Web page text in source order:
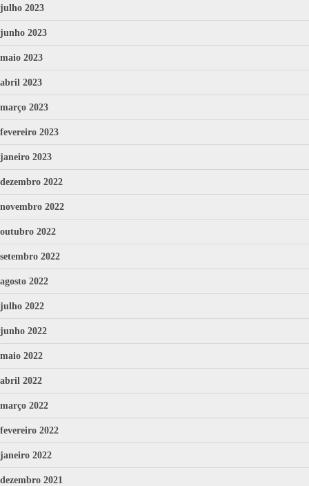
julho 2023
junho 2023
maio 2023
abril 2023
março 2023
fevereiro 2023
janeiro 2023
dezembro 2022
novembro 2022
outubro 2022
setembro 2022
agosto 2022
julho 2022
junho 2022
maio 2022
abril 2022
março 2022
fevereiro 2022
janeiro 2022
dezembro 2021